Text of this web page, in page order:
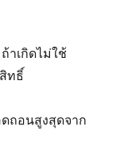
าเกิดไม่ใช้
ทธิ์
ถอนสูงสุดจาก